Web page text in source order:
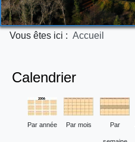
Vous êtes ici : Accueil
Calendrier
Par année Par mois Par